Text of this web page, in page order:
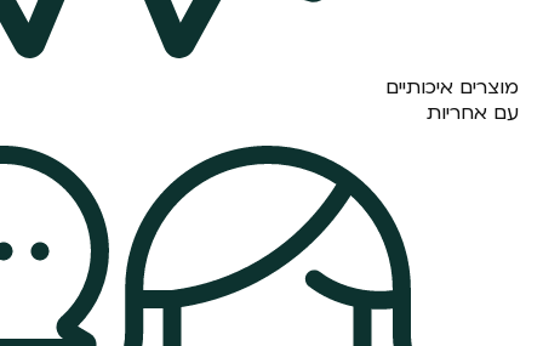
מוצרים איכותיים
עם אחריות